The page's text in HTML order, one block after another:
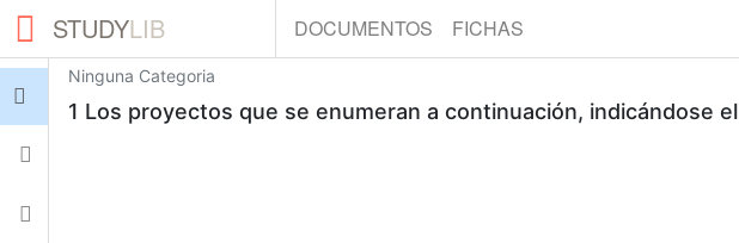
STUDYLIB DOCUMENTOS FICHAS
Ninguna Categoria
1 Los proyectos que se enumeran a continuación, indicándose el